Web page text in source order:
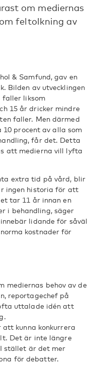
om mediernas
feltolkning av
& Samfund, gav en
Bilden av utvecklingen
faller liksom
15 år dricker mindre
faller. Men därmed
procent av alla som
får det. Detta
att medierna vill lyfta
extra tid på vård, blir
ingen historia för att
tar 11 år innan en
i behandling, säger
lidande för såväl
kostnader för
mediernas behov av de
reportagechef på
uttalade idén att
att kunna konkurrera
Det är inte längre
stället är det mer
för debatter.